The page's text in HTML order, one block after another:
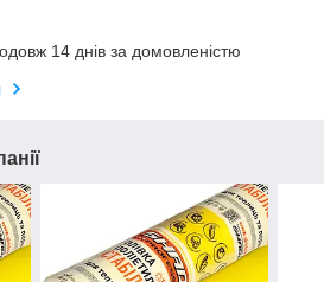
14 днів за домовленістю